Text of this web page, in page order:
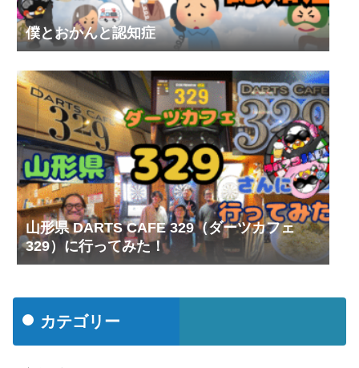
僕とおかんと認知症
山形県 DARTS CAFE 329（ダーツカフェ
329）に行ってみた！
カテゴリー